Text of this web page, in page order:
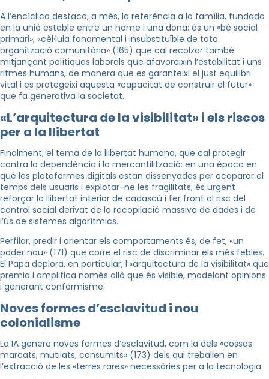
A l’encíclica destaca, a més, la referència a la família, fundada
en la unió estable entre un home i una dona: és un «bé social
primari», «cèl·lula fonamental i insubstituïble de tota
organització comunitària» (165) que cal recolzar també
mitjançant polítiques laborals que afavoreixin l’estabilitat i uns
ritmes humans, de manera que es garanteixi el just equilibri
vital i es protegeixi aquesta «capacitat de construir el futur»
que fa generativa la societat.
«L’arquitectura de la visibilitat» i els riscos
per a la llibertat
Finalment, el tema de la llibertat humana, que cal protegir
contra la dependència i la mercantilització: en una època en
què les plataformes digitals estan dissenyades per acaparar el
temps dels usuaris i explotar-ne les fragilitats, és urgent
reforçar la llibertat interior de cadascú i fer front al risc del
control social derivat de la recopilació massiva de dades i de
l’ús de sistemes algorítmics.
Perfilar, predir i orientar els comportaments és, de fet, «un
poder nou» (171) que corre el risc de discriminar els més febles.
El Papa deplora, en particular, l’«arquitectura de la visibilitat» que
premia i amplifica només allò que és visible, modelant opinions
i generant conformisme.
Noves formes d’esclavitud i nou
colonialisme
La IA genera noves formes d’esclavitud, com la dels «cossos
marcats, mutilats, consumits» (173) dels qui treballen en
l’extracció de les «terres rares» necessàries per a la tecnologia.